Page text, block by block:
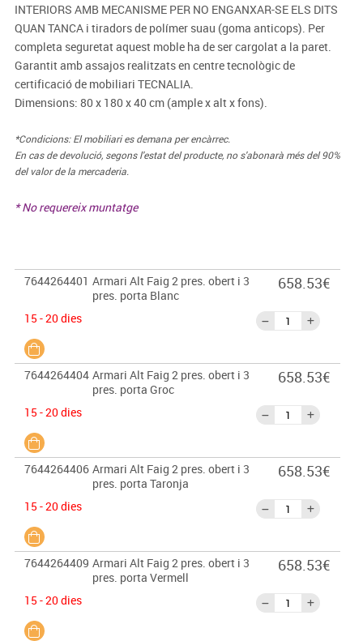
INTERIORS AMB MECANISME PER NO ENGANXAR-SE ELS DITS
QUAN TANCA i tiradors de polímer suau (goma anticops). Per
completa seguretat aquest moble ha de ser cargolat a la paret.
Garantit amb assajos realitzats en centre tecnològic de
certificació de mobiliari TECNALIA.
Dimensions: 80 x 180 x 40 cm (ample x alt x fons).
*Condicions: El mobiliari es demana per encàrrec.
En cas de devolució, segons l'estat del producte, no s'abonarà més del 90%
del valor de la mercaderia.
* No requereix muntatge
7644264401 Armari Alt Faig 2 pres. obert i 3
pres. porta Blanc
15 - 20 dies
658.53€
7644264404 Armari Alt Faig 2 pres. obert i 3
pres. porta Groc
15 - 20 dies
658.53€
7644264406 Armari Alt Faig 2 pres. obert i 3
pres. porta Taronja
15 - 20 dies
658.53€
7644264409 Armari Alt Faig 2 pres. obert i 3
pres. porta Vermell
15 - 20 dies
658.53€